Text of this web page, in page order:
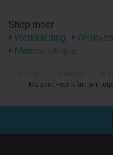
Shop meer
Werkkleding
Mascot Unique
Mascot Frankfurt